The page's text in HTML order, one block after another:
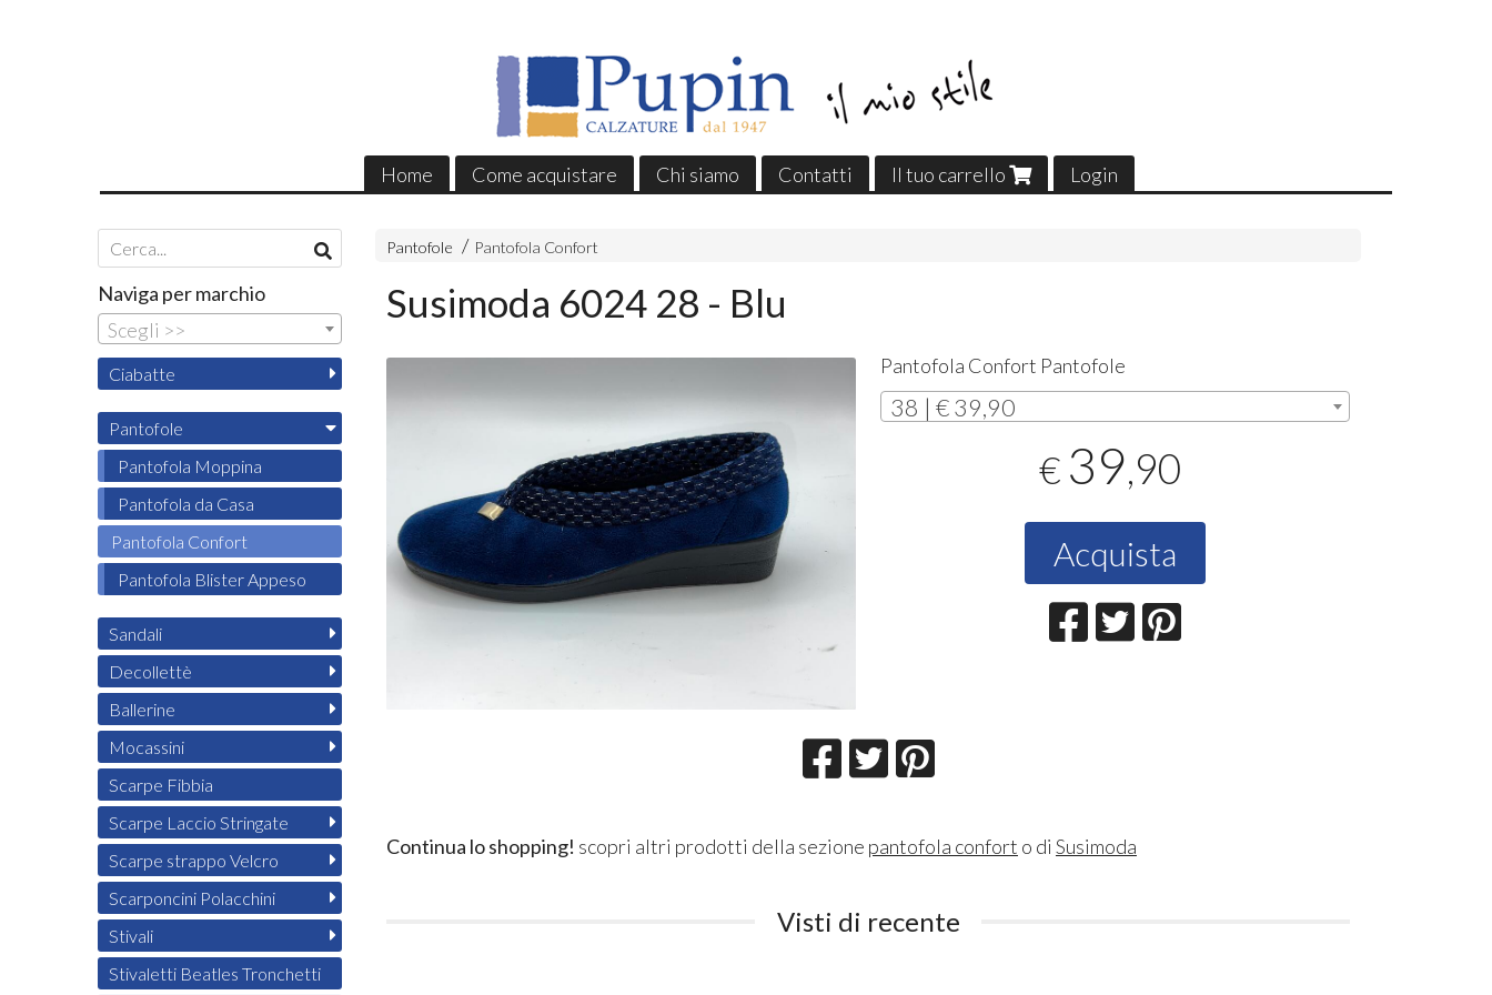
Home Come acquistare Chi siamo Contatti Il tuo carrello Login
Pantofole Pantofola Confort
Susimoda 6024 28 - Blu
Pantofola Confort Pantofole
38 | € 39,90
€ 39,90
Acquista
Continua lo shopping! scopri altri prodotti della sezione pantofola confort o di Susimoda
Visti di recente
Naviga per marchio
Scegli >>
Ciabatte
Pantofole
Pantofola Moppina
Pantofola da Casa
Pantofola Confort
Pantofola Blister Appeso
Sandali
Decollettè
Ballerine
Mocassini
Scarpe Fibbia
Scarpe Laccio Stringate
Scarpe strappo Velcro
Scarponcini Polacchini
Stivali
Stivaletti Beatles Tronchetti